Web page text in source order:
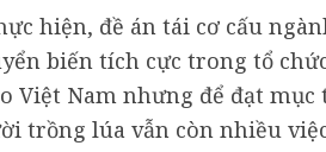
hiện, đề án tái cơ cấu
biến tích cực trong tổ
Việt Nam nhưng để đạt
trồng lúa vẫn còn nhiều